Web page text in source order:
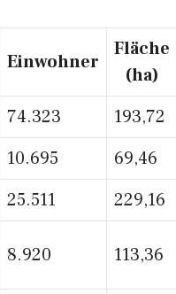
Einwohner
Fläche
(ha)
74.323
193,72
10.695
69,46
25.511
229,16
8.920 113,36